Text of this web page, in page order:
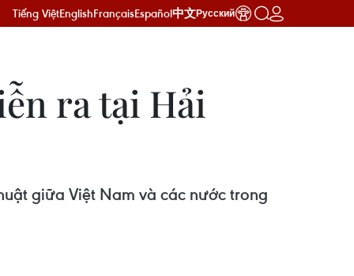
Tiếng ViệtEnglishFrançaisEspañol中文Русский
ra tại Hải
giữa Việt Nam và các nước trong